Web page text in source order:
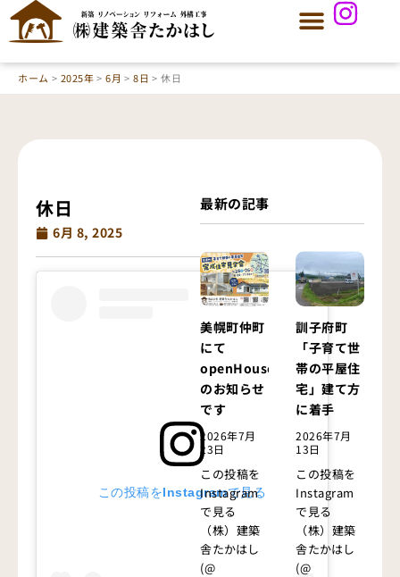
ス
キ
ホーム 2025年 6月 8日 休日
休日
6月 8, 2025
この投稿をInstagramで見る
最新の記事
美幌町仲町
にて
openHouse
のお知らせ
です
2026年7月
23日
この投稿を
Instagram
で見る
（株）建築
舎たかはし
(@
訓子府町
「子育て世
帯の平屋住
宅」建て方
に着手
2026年7月
13日
この投稿を
Instagram
で見る
（株）建築
舎たかはし
(@